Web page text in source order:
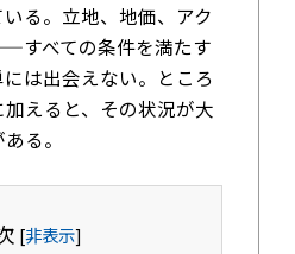
る。立地、地価、アク
すべての条件を満たす
は出会えない。ところ
えると、その状況が大
る。
[非表示]